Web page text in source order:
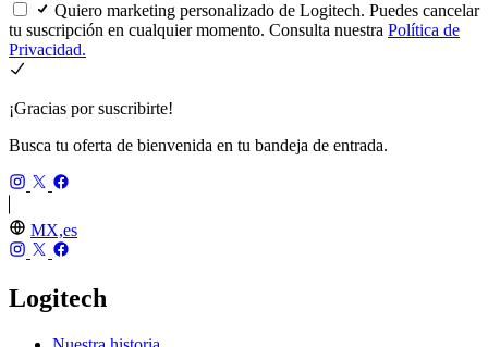
Quiero marketing personalizado de Logitech. Puedes cancelar
tu suscripción en cualquier momento. Consulta nuestra Política de
Privacidad.
¡Gracias por suscribirte!
Busca tu oferta de bienvenida en tu bandeja de entrada.
MX,es
Logitech